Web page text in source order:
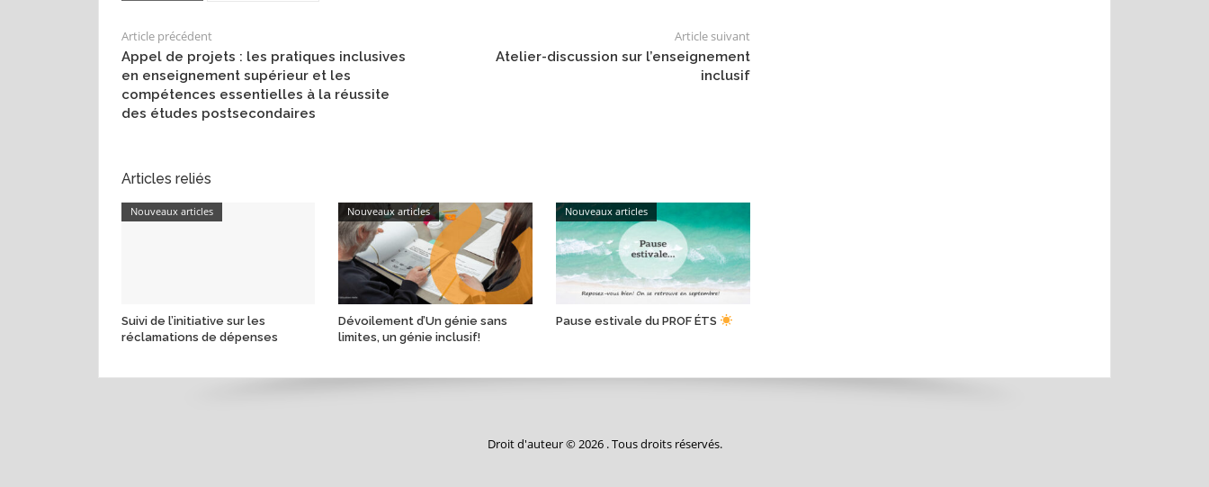
Article précédent
Appel de projets : les pratiques inclusives
en enseignement supérieur et les
compétences essentielles à la réussite
des études postsecondaires
Article suivant
Atelier-discussion sur l’enseignement
inclusif
Articles reliés
Nouveaux articles
Suivi de l’initiative sur les
réclamations de dépenses
Nouveaux articles
Dévoilement d’Un génie sans
limites, un génie inclusif!
Nouveaux articles
Pause estivale du PROF ÉTS
Droit d'auteur © 2026 . Tous droits réservés.